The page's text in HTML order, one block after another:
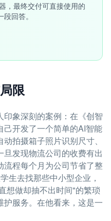
，最终交付可直接使用的
回答。
限
象深刻的案例：在《创智
己开发了一个简单的AI智能
拍摄箱子照片识别尺寸、
发现物流公司的收费有出
流程每个月为公司节省了整
生去找那些中小型企业，
想做却抽不出时间"的繁琐
服务。在他看来，这是一